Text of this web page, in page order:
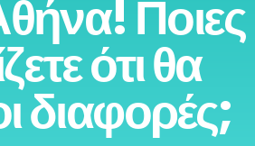
Ποιες
ότι θα
διαφορές;